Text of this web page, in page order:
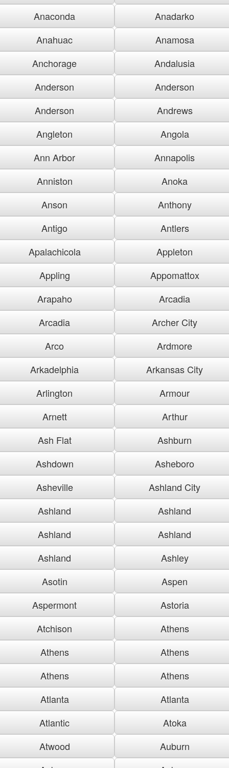
Anaconda
Anadarko
Anahuac
Anamosa
Anchorage
Andalusia
Anderson
Anderson
Anderson
Andrews
Angleton
Angola
Ann Arbor
Annapolis
Anniston
Anoka
Anson
Anthony
Antigo
Antlers
Apalachicola
Appleton
Appling
Appomattox
Arapaho
Arcadia
Arcadia
Archer City
Arco
Ardmore
Arkadelphia
Arkansas City
Arlington
Armour
Arnett
Arthur
Ash Flat
Ashburn
Ashdown
Asheboro
Asheville
Ashland City
Ashland
Ashland
Ashland
Ashland
Ashland
Ashley
Asotin
Aspen
Aspermont
Astoria
Atchison
Athens
Athens
Athens
Athens
Athens
Atlanta
Atlanta
Atlantic
Atoka
Atwood
Auburn